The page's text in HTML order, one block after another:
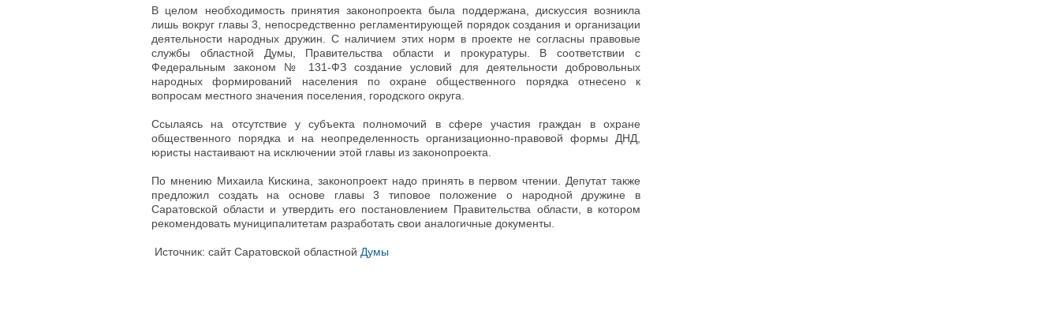
В целом необходимость принятия законопроекта была поддержана, дискуссия возникла
лишь вокруг главы 3, непосредственно регламентирующей порядок создания и организации
деятельности народных дружин. С наличием этих норм в проекте не согласны правовые
службы областной Думы, Правительства области и прокуратуры. В соответствии с
Федеральным законом № 131-ФЗ создание условий для деятельности добровольных
народных формирований населения по охране общественного порядка отнесено к
вопросам местного значения поселения, городского округа.
Ссылаясь на отсутствие у субъекта полномочий в сфере участия граждан в охране
общественного порядка и на неопределенность организационно-правовой формы ДНД,
юристы настаивают на исключении этой главы из законопроекта.
По мнению Михаила Кискина, законопроект надо принять в первом чтении. Депутат также
предложил создать на основе главы 3 типовое положение о народной дружине в
Саратовской области и утвердить его постановлением Правительства области, в котором
рекомендовать муниципалитетам разработать свои аналогичные документы.
Источник: сайт Саратовской областной Думы